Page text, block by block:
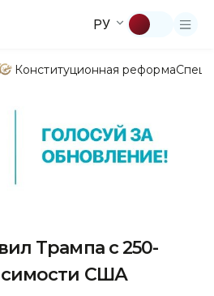
РУ
Конституционная реформа
Трампа с 250-
США